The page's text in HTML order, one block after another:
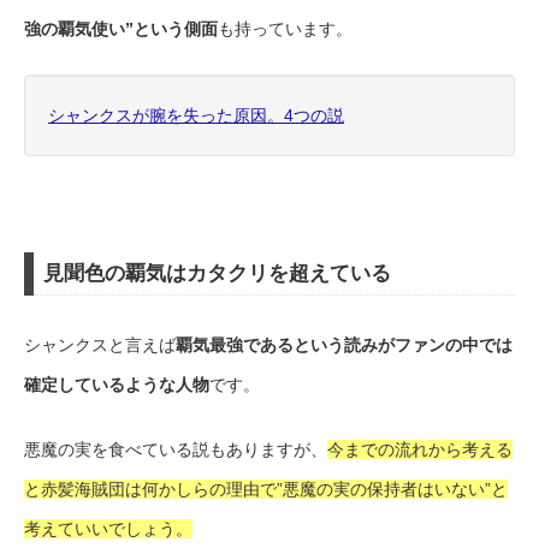
強の覇気使い”という側面も持っています。
シャンクスが腕を失った原因。4つの説
見聞色の覇気はカタクリを超えている
シャンクスと言えば覇気最強であるという読みがファンの中では
確定しているような人物です。
悪魔の実を食べている説もありますが、 今までの流れから考える
と赤髪海賊団は何かしらの理由で”悪魔の実の保持者はいない”と
考えていいでしょう。